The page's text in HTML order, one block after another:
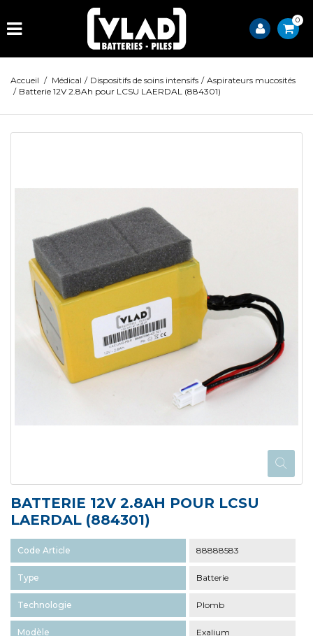
0
Accueil / Médical / Dispositifs de soins intensifs / Aspirateurs mucosités
/ Batterie 12V 2.8Ah pour LCSU LAERDAL (884301)
BATTERIE 12V 2.8AH POUR LCSU
LAERDAL (884301)
Code Article 88888583
Type Batterie
Technologie Plomb
Modèle Exalium